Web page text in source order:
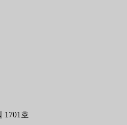
1701호